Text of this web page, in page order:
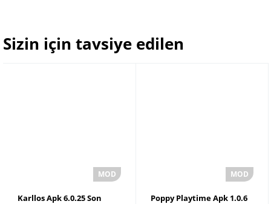
Sizin için tavsiye edilen
Karllos Apk 6.0.25 Son
Poppy Playtime Apk 1.0.6